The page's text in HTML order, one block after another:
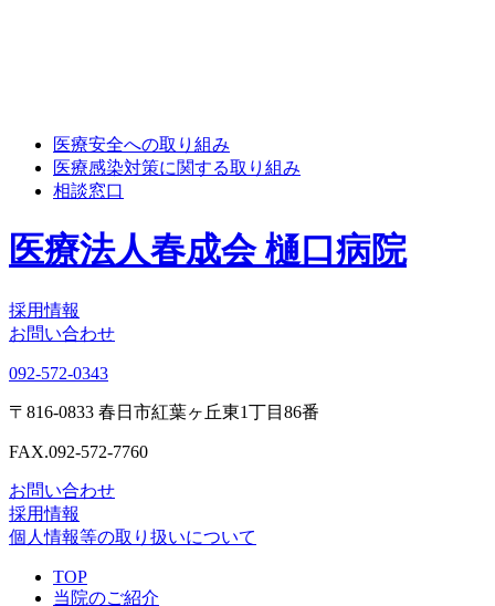
医療安全への取り組み
医療感染対策に関する取り組み
相談窓口
医療法人春成会 樋口病院
採用情報
お問い合わせ
092-572-0343
〒816-0833 春日市紅葉ヶ丘東1丁目86番
FAX.092-572-7760
お問い合わせ
採用情報
個人情報等の取り扱いについて
TOP
当院のご紹介